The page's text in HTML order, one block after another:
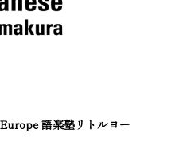
語楽塾リトルヨー